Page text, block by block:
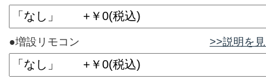
●増設リモコン >>説明を